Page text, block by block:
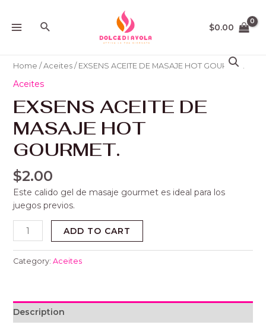
contenido
MENUBuscar $0.00
Home /Aceites/ EXSENS ACEITE DE MASAJE HOT GOURMET.
Aceites
EXSENS ACEITE DE
MASAJE HOT
GOURMET.
$2.00
Este calido gel de masaje gourmet es ideal para los
juegos previos.
ACEITE
MASAJE
HOT
GOURMET.
quantity
ADD TO CART
Category: Aceites
Description